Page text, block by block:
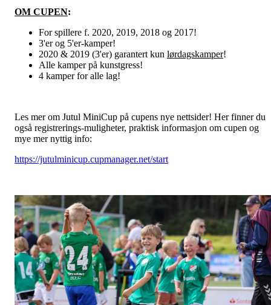
OM CUPEN:
For spillere f. 2020, 2019, 2018 og 2017!
3'er og 5'er-kamper!
2020 & 2019 (3'er) garantert kun lørdagskamper!
Alle kamper på kunstgress!
4 kamper for alle lag!
Les mer om Jutul MiniCup på cupens nye nettsider! Her finner du
også registrerings-muligheter, praktisk informasjon om cupen og
mye mer nyttig info:
https://jutulminicup.cupmanager.net/start